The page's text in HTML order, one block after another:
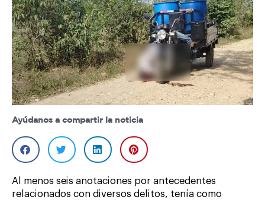
Ayúdanos a compartir la noticia
Al menos seis anotaciones por antecedentes
relacionados con diversos delitos, tenía como